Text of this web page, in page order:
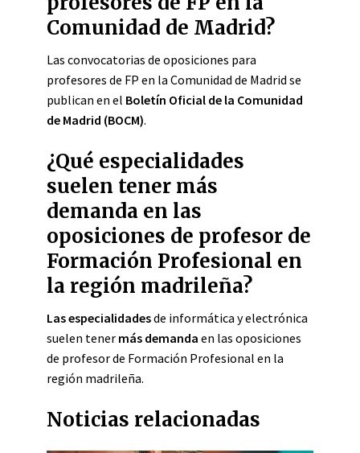
Comunidad de Madrid?
Las convocatorias de oposiciones para
profesores de FP en la Comunidad de Madrid se
publican en el Boletín Oficial de la Comunidad
de Madrid (BOCM).
¿Qué especialidades
suelen tener más
demanda en las
oposiciones de profesor de
Formación Profesional en
la región madrileña?
Las especialidadesde informática y electrónica
suelen tener más demanda en las oposiciones
de profesor de Formación Profesional en la
región madrileña.
Noticias relacionadas